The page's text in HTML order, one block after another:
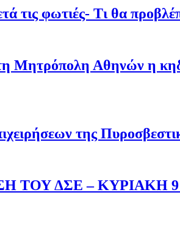
φωτιές- Τι θα
Μητρόπολη Αθηνών η
της
ΤΟΥ ΔΣΕ – ΚΥΡΙΑΚΗ